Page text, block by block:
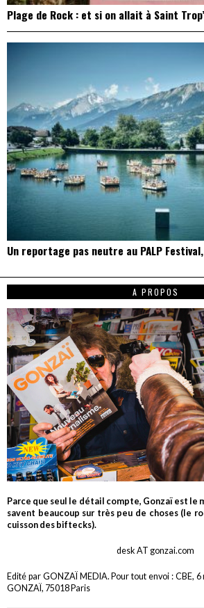
Plage de Rock : et si on allait à Saint
Un reportage pas neutre au PALP
A PROPOS
Parce que seul le détail compte, Gonzaï est le
savent beaucoup sur très peu de choses (le
cuisson des biftecks).
desk AT gonzai.com
Edité par GONZAÏ MEDIA. Pour tout envoi : CBE,
GONZAÏ, 75018 Paris